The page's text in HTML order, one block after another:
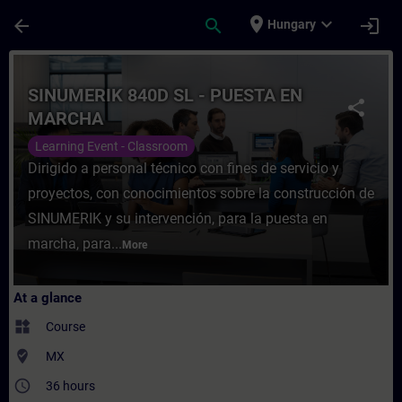
arrow_back search place Hungary expand_more login
Course - SINUMERIK 840D SL -
share
SINUMERIK 840D SL - PUESTA EN
MARCHA
Learning Event - Classroom
Dirigido a personal técnico con fines de servicio y
proyectos, con conocimientos sobre la construcción de
SINUMERIK y su intervención, para la puesta en
marcha, para... More
At a glance
widgets Course
where_to_vote MX
access_time 36 hours